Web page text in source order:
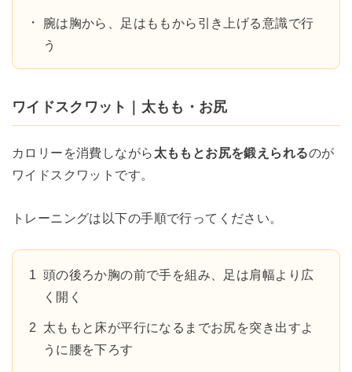
腕は胸から、足はももから引き上げる意識で行
う
ワイドスクワット｜太もも・お尻
カロリーを消費しながら 太ももとお尻を鍛えられるのが
ワイドスクワットです。
トレーニングは以下の手順で行ってください。
頭の後ろか胸の前で手を組み、足は肩幅より広
く開く
太ももと床が平行になるまでお尻を突き出すよ
うに腰を下ろす